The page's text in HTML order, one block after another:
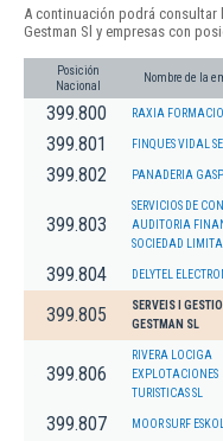
A continuación podrá consultar
Gestman Sl y empresas con
Posición
Nacional
Nombre de la
399.800 RAXIA
399.801 FINQUES VIDAL
399.802 PANADERIA
399.803
SERVICIOS DE
AUDITORIA
SOCIEDAD
399.804 DELYTEL
399.805
SERVEIS I GESTIO
GESTMAN SL
399.806
RIVERA LOCIGA
EXPLOTACIONES
TURISTICAS SL
399.807 MOOR SURF